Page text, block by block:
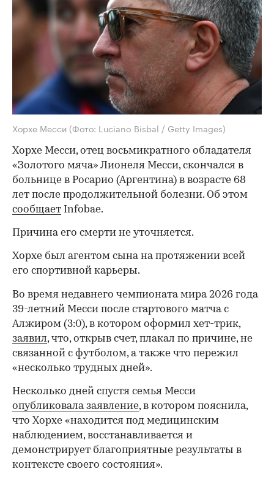
Хорхе Месси (Фото: Luciano Bisbal / Getty Images)
Хорхе Месси, отец восьмикратного обладателя
«Золотого мяча» Лионеля Месси, скончался в
больнице в Росарио (Аргентина) в возрасте 68
лет после продолжительной болезни. Об этом
сообщает Infobae.
Причина его смерти не уточняется.
Хорхе был агентом сына на протяжении всей
его спортивной карьеры.
00:00 / 00:00
Во время недавнего чемпионата мира 2026 года
39-летний Месси после стартового матча с
Алжиром (3:0), в котором оформил хет-трик,
заявил, что, открыв счет, плакал по причине, не
связанной с футболом, а также что пережил
«несколько трудных дней».
Несколько дней спустя семья Месси
опубликовала заявление, в котором пояснила,
что Хорхе «находится под медицинским
наблюдением, восстанавливается и
демонстрирует благоприятные результаты в
контексте своего состояния».